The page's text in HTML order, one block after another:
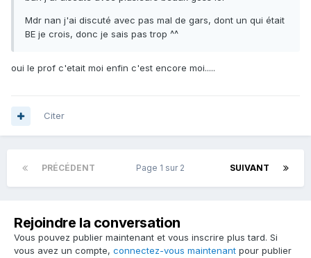
Mdr nan j'ai discuté avec pas mal de gars, dont un qui était
BE je crois, donc je sais pas trop ^^
oui le prof c'etait moi enfin c'est encore moi.....
Citer
PRÉCÉDENT SUIVANT
Page 1 sur 2
Rejoindre la conversation
Vous pouvez publier maintenant et vous inscrire plus tard. Si
vous avez un compte, connectez-vous maintenant pour publier